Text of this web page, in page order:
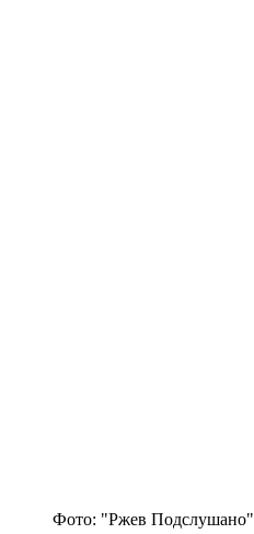
Фото: "Ржев Подслушано"